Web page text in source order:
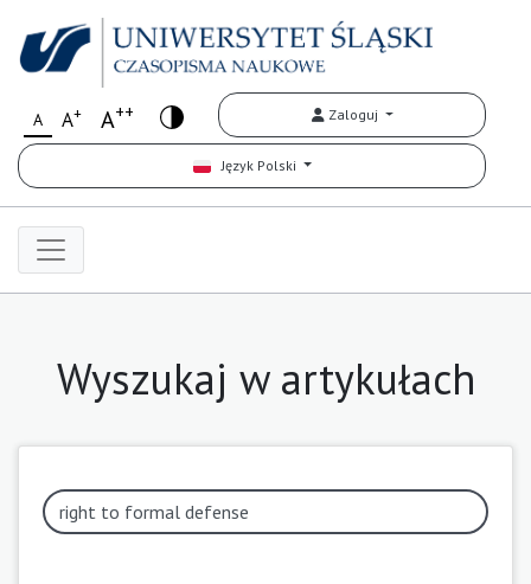
A A+ A++ Zaloguj
Język Polski
Wyszukaj w artykułach